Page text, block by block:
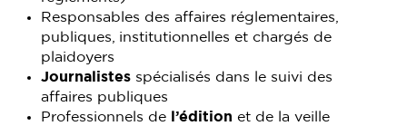
Responsables des affaires réglementaires,
publiques, institutionnelles et chargés de
plaidoyers
Journalistes spécialisés dans le suivi des
affaires publiques
Professionnels de
l’édition et de la veille